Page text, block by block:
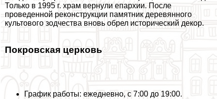
Только в 1995 г. храм вернули епархии. После
проведенной реконструкции памятник деревянного
культового зодчества вновь обрел исторический декор.
Покровская церковь
График работы: ежедневно, с 7:00 до 19:00.